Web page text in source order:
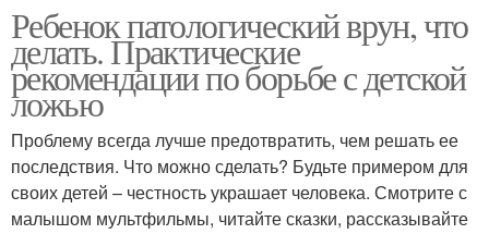
Ребенок патологический врун, что
делать. Практические
рекомендации по борьбе с детской
ложью
Проблему всегда лучше предотвратить, чем решать ее
последствия. Что можно сделать? Будьте примером для
своих детей – честность украшает человека. Смотрите с
малышом мультфильмы, читайте сказки, рассказывайте